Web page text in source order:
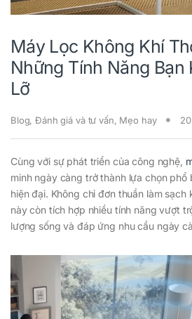
Máy Lọc Không Khí
Những Tính Năng Bạn
Lỡ
Blog,Đánh giá và tư vấn, Mẹo hay
Cùng với sự phát triển của công nghệ,
minh ngày càng trở thành lựa chọn
hiện đại. Không chỉ đơn thuần làm
này còn tích hợp nhiều tính năng vượt
lượng sống và đáp ứng nhu cầu ngày